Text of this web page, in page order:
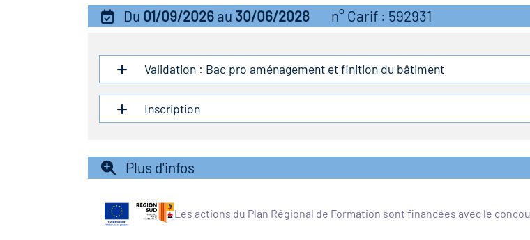
Du 01/09/2026 au 30/06/2028 n° Carif : 592931
Validation : Bac pro aménagement et finition du bâtiment
Inscription
Plus d'infos
Les actions du Plan Régional de Formation sont financées avec le